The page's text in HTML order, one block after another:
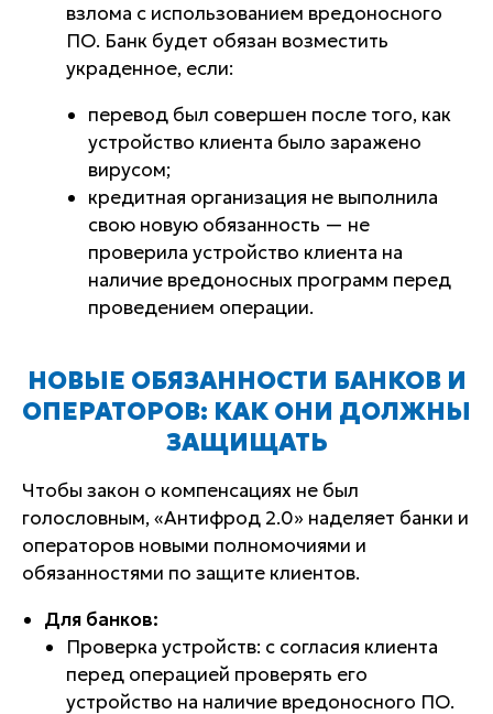
взлома с использованием вредоносного
ПО. Банк будет обязан возместить
украденное, если:
перевод был совершен после того, как
устройство клиента было заражено
вирусом;
кредитная организация не выполнила
свою новую обязанность — не
проверила устройство клиента на
наличие вредоносных программ перед
проведением операции.
НОВЫЕ ОБЯЗАННОСТИ БАНКОВ И
ОПЕРАТОРОВ: КАК ОНИ ДОЛЖНЫ
ЗАЩИЩАТЬ
Чтобы закон о компенсациях не был
голословным, «Антифрод 2.0» наделяет банки и
операторов новыми полномочиями и
обязанностями по защите клиентов.
Для банков:
Проверка устройств: с согласия клиента
перед операцией проверять его
устройство на наличие вредоносного ПО.